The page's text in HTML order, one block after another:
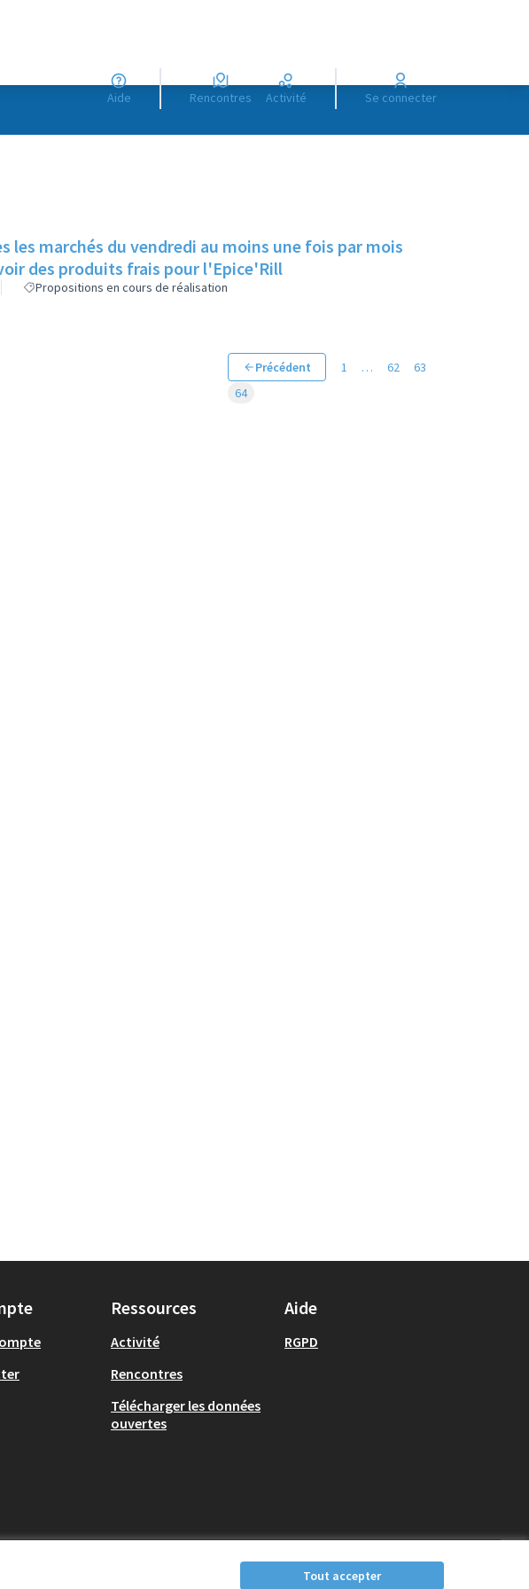
Tout accepter
Aide Rencontres Activité Se connecter
les marchés du vendredi au moins une fois par mois
des produits frais pour l'Epice'Rill
Propositions en cours de réalisation
Précédent 1 … 62
63
64
Ressources
Activité
Rencontres
Télécharger les données
ouvertes
Aide
RGPD